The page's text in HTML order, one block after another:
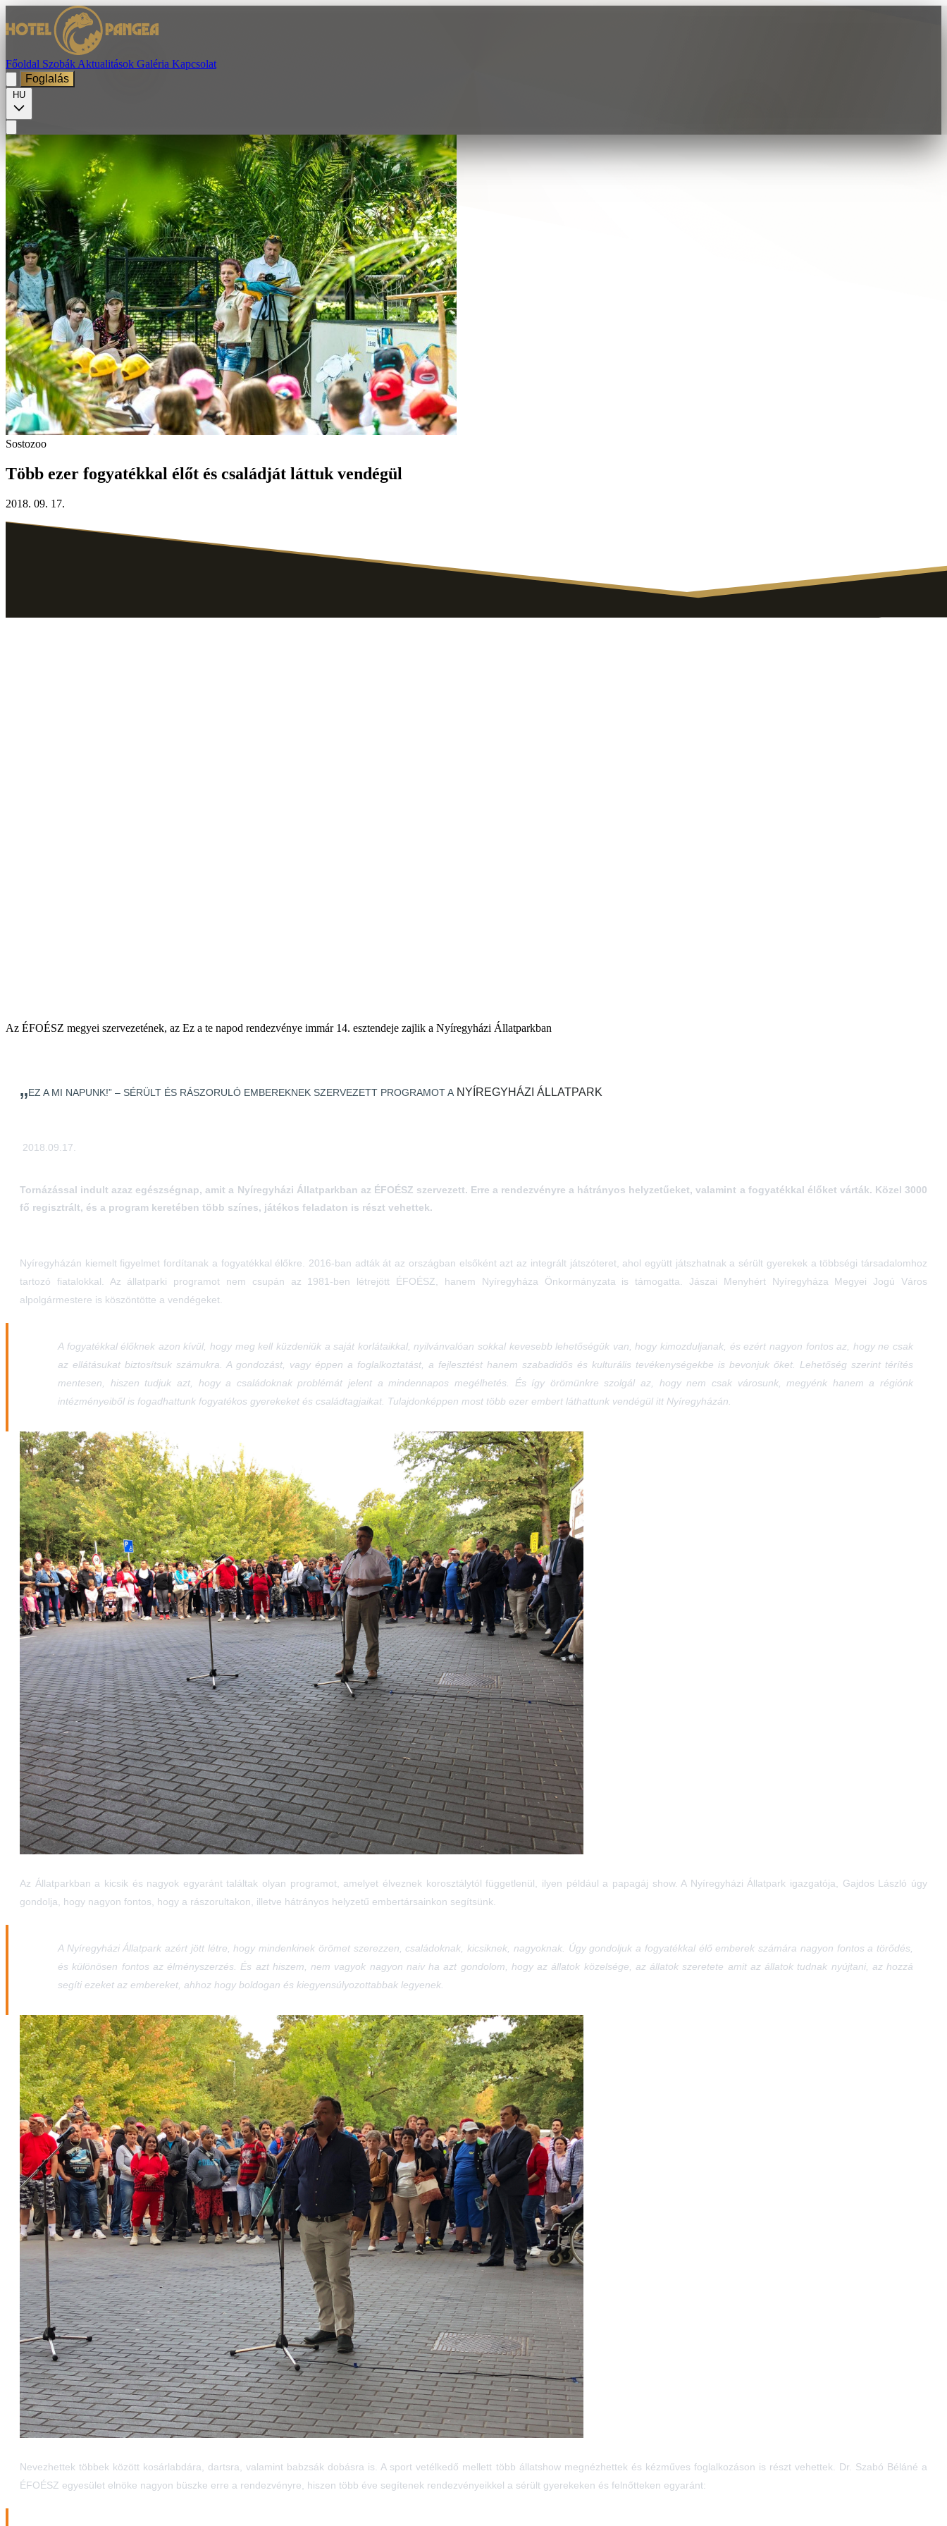
Főoldal Szobák Aktualitások Galéria Kapcsolat
Foglalás
HU
Sostozoo
Több ezer fogyatékkal élőt és családját láttuk vendégül
2018. 09. 17.
Az ÉFOÉSZ megyei szervezetének, az Ez a te napod rendezvénye immár 14. esztendeje zajlik a Nyíregyházi Állatparkban
„EZ A MI NAPUNK!” – SÉRÜLT ÉS RÁSZORULÓ EMBEREKNEK SZERVEZETT PROGRAMOT A NYÍREGYHÁZI ÁLLATPARK
2018.09.17.
Tornázással indult azaz egészségnap, amit a Nyíregyházi Állatparkban az ÉFOÉSZ szervezett. Erre a rendezvényre a hátrányos helyzetűeket, valamint a fogyatékkal élőket várták. Közel 3000
fő regisztrált, és a program keretében több színes, játékos feladaton is részt vehettek.
Nyíregyházán kiemelt figyelmet fordítanak a fogyatékkal élőkre. 2016-ban adták át az országban elsőként azt az integrált játszóteret, ahol együtt játszhatnak a sérült gyerekek a többségi társadalomhoz
tartozó fiatalokkal. Az állatparki programot nem csupán az 1981-ben létrejött ÉFOÉSZ, hanem Nyíregyháza Önkormányzata is támogatta. Jászai Menyhért Nyíregyháza Megyei Jogú Város
alpolgármestere is köszöntötte a vendégeket.
A fogyatékkal élőknek azon kívül, hogy meg kell küzdeniük a saját korlátaikkal, nyilvánvalóan sokkal kevesebb lehetőségük van, hogy kimozduljanak, és ezért nagyon fontos az, hogy ne csak
az ellátásukat biztosítsuk számukra. A gondozást, vagy éppen a foglalkoztatást, a fejlesztést hanem szabadidős és kulturális tevékenységekbe is bevonjuk őket. Lehetőség szerint térítés
mentesen, hiszen tudjuk azt, hogy a családoknak problémát jelent a mindennapos megélhetés. És így örömünkre szolgál az, hogy nem csak városunk, megyénk hanem a régiónk
intézményeiből is fogadhattunk fogyatékos gyerekeket és családtagjaikat. Tulajdonképpen most több ezer embert láthattunk vendégül itt Nyíregyházán.
Az Állatparkban a kicsik és nagyok egyaránt találtak olyan programot, amelyet élveznek korosztálytól függetlenül, ilyen például a papagáj show. A Nyíregyházi Állatpark igazgatója, Gajdos László úgy
gondolja, hogy nagyon fontos, hogy a rászorultakon, illetve hátrányos helyzetű embertársainkon segítsünk.
A Nyíregyházi Állatpark azért jött létre, hogy mindenkinek örömet szerezzen, családoknak, kicsiknek, nagyoknak. Úgy gondoljuk a fogyatékkal élő emberek számára nagyon fontos a törődés,
és különösen fontos az élményszerzés. És azt hiszem, nem vagyok nagyon naiv ha azt gondolom, hogy az állatok közelsége, az állatok szeretete amit az állatok tudnak nyújtani, az hozzá
segíti ezeket az embereket, ahhoz hogy boldogan és kiegyensúlyozottabbak legyenek.
Nevezhettek többek között kosárlabdára, dartsra, valamint babzsák dobásra is. A sport vetélkedő mellett több állatshow megnézhettek és kézműves foglalkozáson is részt vehettek. Dr. Szabó Béláné a
ÉFOÉSZ egyesület elnöke nagyon büszke erre a rendezvényre, hiszen több éve segítenek rendezvényeikkel a sérült gyerekeken és felnőtteken egyaránt: